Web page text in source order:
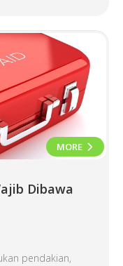
MORE
Dibawa
pendakian,